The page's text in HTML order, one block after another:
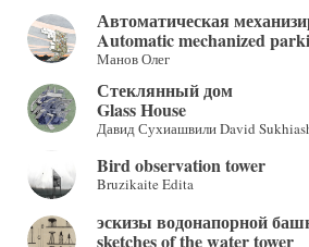
Автоматическая
Automatic mechanized
Манов Олег
Стеклянный дом
Glass House
Давид Сухиашвили David
Bird observation tower
Bruzikaite Edita
эскизы водонапорной
sketches of the water tower